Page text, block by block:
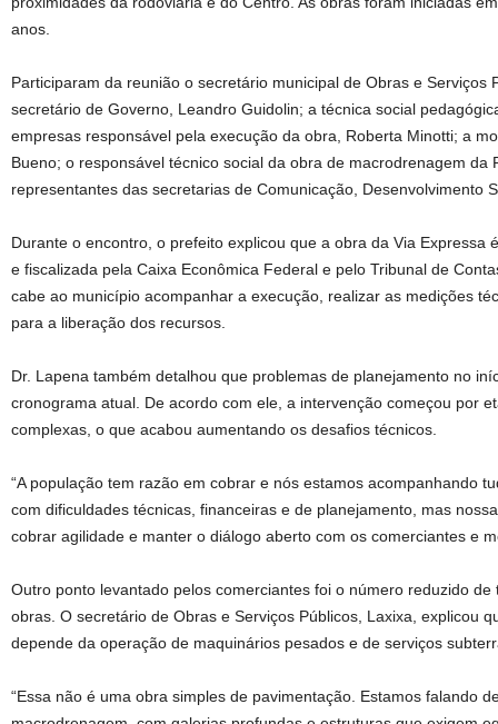
anos.
Participaram da reunião o secretário municipal de Obras e Serviços
secretário de Governo, Leandro Guidolin; a técnica social
empresas responsável pela execução da obra, Roberta Minotti; a
Bueno; o responsável técnico social da obra de macrodrenagem da
representantes das secretarias de Comunicação, Desenvolvimento
Durante o encontro, o prefeito explicou que a obra da Via Expressa
e fiscalizada pela Caixa Econômica Federal e pelo Tribunal de
cabe ao município acompanhar a execução, realizar as medições
para a liberação dos recursos.
Dr. Lapena também detalhou que problemas de planejamento no
cronograma atual. De acordo com ele, a intervenção começou por
complexas, o que acabou aumentando os desafios técnicos.
“A população tem razão em cobrar e nós estamos acompanhando
com dificuldades técnicas, financeiras e de planejamento, mas
cobrar agilidade e manter o diálogo aberto com os comerciantes e
Outro ponto levantado pelos comerciantes foi o número reduzido
obras. O secretário de Obras e Serviços Públicos, Laxixa, explicou
depende da operação de maquinários pesados e de serviços
“Essa não é uma obra simples de pavimentação. Estamos falando